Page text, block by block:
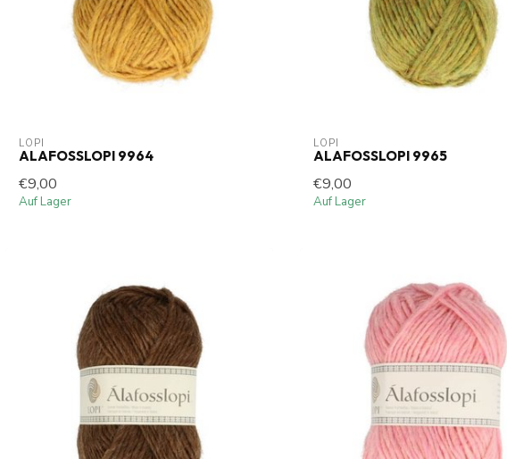
LOPI
ALAFOSSLOPI 9964
€9,00
Auf Lager
LOPI
ALAFOSSLOPI 9965
€9,00
Auf Lager